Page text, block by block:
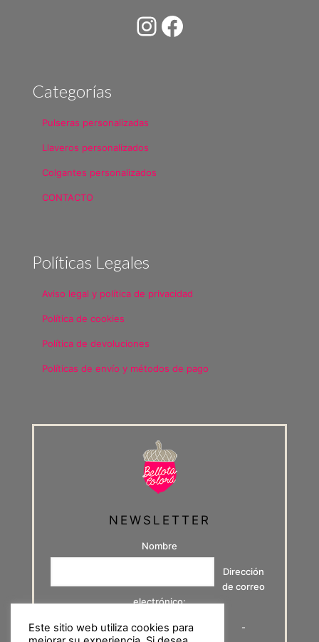
Instagram
Facebook
Categorías
Pulseras personalizadas
Llaveros personalizados
Colgantes personalizados
CONTACTO
Políticas Legales
Aviso legal y política de privacidad
Política de cookies
Política de devoluciones
Políticas de envío y métodos de pago
NEWSLETTER
Nombre
Dirección
de correo
electrónico:
-
Este sitio web utiliza cookies para